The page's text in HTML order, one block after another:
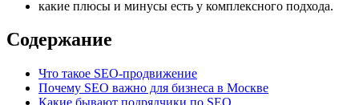
какие плюсы и минусы есть у комплексного подхода.
Содержание
Что такое SEO-продвижение
Почему SEO важно для бизнеса в Москве